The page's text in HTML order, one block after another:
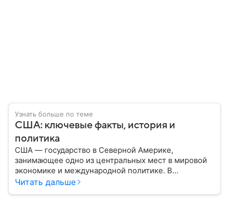
Узнать больше по теме
США: ключевые факты, история и
политика
США — государство в Северной Америке,
занимающее одно из центральных мест в мировой
экономике и международной политике. В
материале — основные сведения об этой стране.
Читать дальше